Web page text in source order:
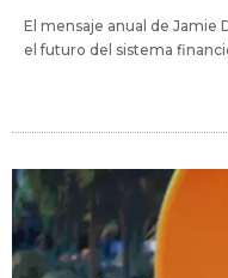
El mensaje anual de Jamie
el futuro del sistema